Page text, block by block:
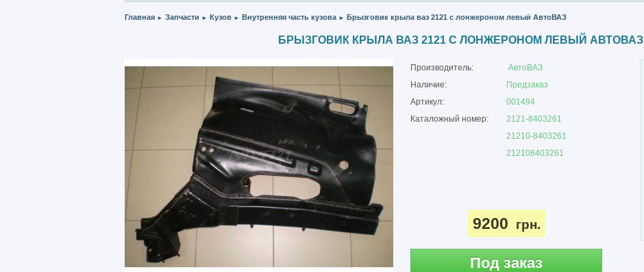
Главная ► Запчасти ► Кузов ► Внутренняя часть кузова ► Брызговик крыла ваз 2121 с лонжероном левый АвтоВАЗ
БРЫЗГОВИК КРЫЛА ВАЗ 2121 С ЛОНЖЕРОНОМ ЛЕВЫЙ АВТОВАЗ
Производитель:
АвтоВАЗ
Наличие:
Предзаказ
Артикул:
001494
Каталожный номер:
2121-8403261
21210-8403261
212108403261
9200 грн.
Под заказ